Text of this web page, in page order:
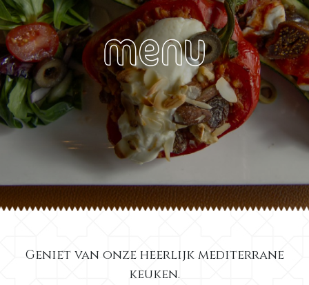
Geniet van onze heerlijk mediterrane
keuken.